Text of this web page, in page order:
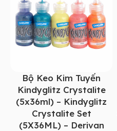
Bộ Keo Kim Tuyến
Kindyglitz Crystalite
(5x36ml) – Kindyglitz
Crystalite Set
(5X36ML) – Derivan